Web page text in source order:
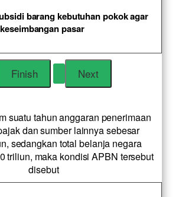
barang kebutuhan pokok agar
pasar
suatu tahun anggaran penerimaan
dan sumber lainnya sebesar
sedangkan total belanja negara
triliun, maka kondisi APBN tersebut
disebut